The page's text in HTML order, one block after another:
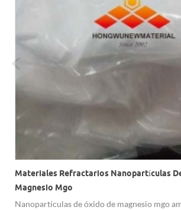
Materiales Refractarios Nanopartículas
Magnesio Mgo
Nanopartículas de óxido de magnesio mgo